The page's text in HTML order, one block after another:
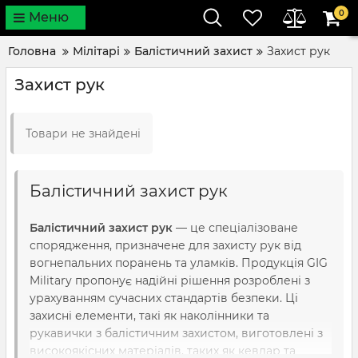
Меню 0
Головна Мілітарі Балістичний захист Захист рук
Захист рук
Товари не знайдені
Балістичний захист рук
Балістичний захист рук — це спеціалізоване
спорядження, призначене для захисту рук від
вогнепальних поранень та уламків. Продукція GIG
Military пропонує надійні рішення розроблені з
урахуванням сучасних стандартів безпеки. Ці
захисні елементи, такі як наколінники та
рукавички з балістичним захистом, виготовлені з
високоякісних матеріалів, таких як кевлар та